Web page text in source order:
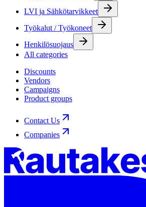
LVI ja Sähkötarvikkeet
Työkalut / Työkoneet
Henkilösuojaus
All categories
Discounts
Vendors
Campaigns
Product groups
Contact Us
Companies